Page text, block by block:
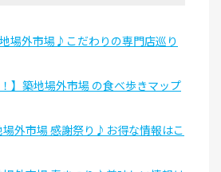
地場外市場♪こだわりの専門店巡り
！】築地場外市場 の食べ歩きマップ
場外市場 感謝祭り♪お得な情報はこ